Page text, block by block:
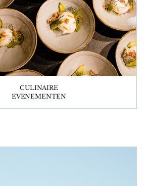
CULINAIRE
EVENEMENTEN